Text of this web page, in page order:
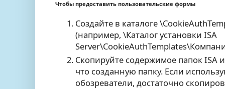
Чтобы предоставить пользовательские формы
Создайте в каталоге
(например, \Каталог установки ISA
Скопируйте содержимое папок ISA
что созданную папку. Если
обозреватели, достаточно